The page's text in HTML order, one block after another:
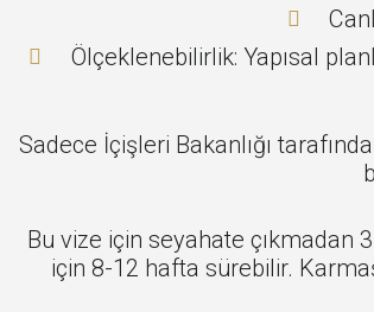
Ölçeklenebilirlik: Yapısal
Sadece İçişleri Bakanlığı
Bu vize için seyahate çıkmadan
için 8-12 hafta sürebilir.